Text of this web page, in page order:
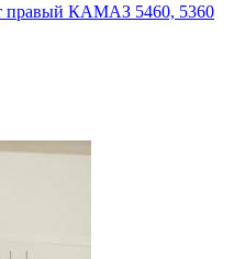
правый КАМАЗ 5460, 5360